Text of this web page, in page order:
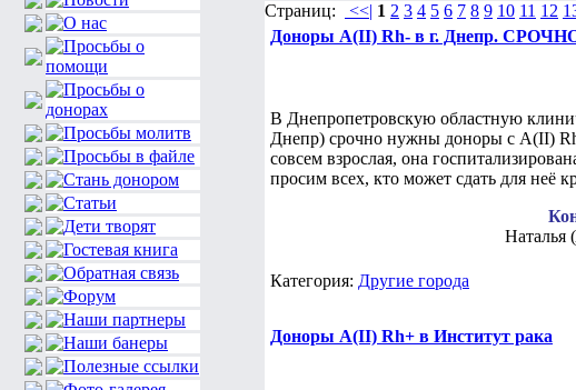
Страниц: <<| 1 2 3 4 5 6 7 8 9 10 11 12
Доноры А(ІІ) Rh- в г. Днепр.
В Днепропетровскую областную
Днепр) срочно нужны доноры с А(ІІ)
совсем взрослая, она
просим всех, кто может сдать для неё
Наталья (
Категория: Другие города
Доноры А(ІІ) Rh+ в Институт рака